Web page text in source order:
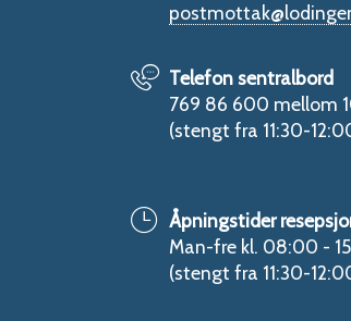
Telefon sentralbord
769 86 600 mellom
(stengt fra 11:30-
Åpningstider
Man-fre kl. 08:00 -
(stengt fra 11:30-